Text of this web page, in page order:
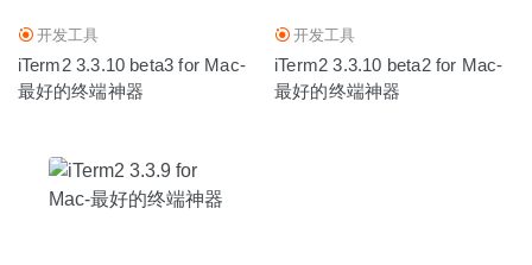
开发工具
iTerm2 3.3.10 beta3 for Mac-
最好的终端神器
开发工具
iTerm2 3.3.10 beta2 for Mac-
最好的终端神器